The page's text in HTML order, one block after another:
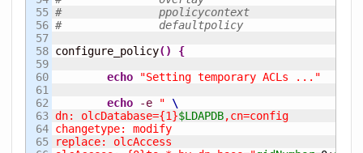
55
56
57
58
59
60
61
62
63
64
65
# 		ppolicycontext
# 		defaultpolicy
configure_policy()
{
echo
"Setting temporary ACLs ..."
echo
-e "
dn: olcDatabase={1}$LDAPDB,cn=config
changetype: modify
replace: olcAccess